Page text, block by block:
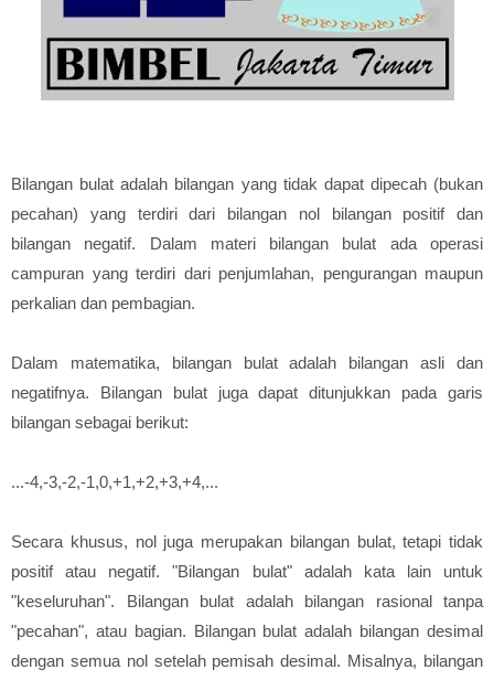
Bilangan bulat adalah bilangan yang tidak dapat dipecah (bukan
pecahan) yang terdiri dari bilangan nol bilangan positif dan
bilangan negatif. Dalam materi bilangan bulat ada operasi
campuran yang terdiri dari penjumlahan, pengurangan maupun
perkalian dan pembagian.
Dalam matematika, bilangan bulat adalah bilangan asli dan
negatifnya. Bilangan bulat juga dapat ditunjukkan pada garis
bilangan sebagai berikut:
...-4,-3,-2,-1,0,+1,+2,+3,+4,...
Secara khusus, nol juga merupakan bilangan bulat, tetapi tidak
positif atau negatif. "Bilangan bulat" adalah kata lain untuk
"keseluruhan". Bilangan bulat adalah bilangan rasional tanpa
"pecahan", atau bagian. Bilangan bulat adalah bilangan desimal
dengan semua nol setelah pemisah desimal. Misalnya, bilangan